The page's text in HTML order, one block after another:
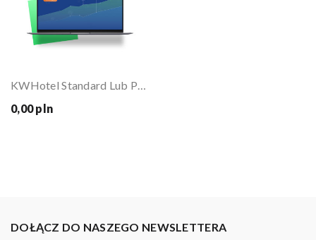
KWHotel Standard Lub Pro
0,00 pln
DOŁĄCZ DO NASZEGO NEWSLETTERA